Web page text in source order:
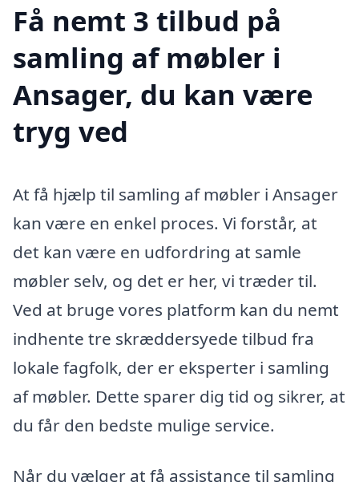
Få nemt 3 tilbud på
samling af møbler i
Ansager, du kan være
tryg ved
At få hjælp til samling af møbler i Ansager
kan være en enkel proces. Vi forstår, at
det kan være en udfordring at samle
møbler selv, og det er her, vi træder til.
Ved at bruge vores platform kan du nemt
indhente tre skræddersyede tilbud fra
lokale fagfolk, der er eksperter i samling
af møbler. Dette sparer dig tid og sikrer, at
du får den bedste mulige service.
Når du vælger at få assistance til samling